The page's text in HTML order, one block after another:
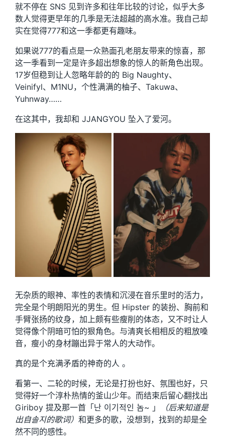
就不停在 SNS 见到许多和往年比较的讨论，似乎大多
数人觉得更早年的几季是无法超越的高水准。我自己却
实在觉得777和这一季都更有趣味。
如果说777的看点是一众熟面孔老朋友带来的惊喜，那
这一季看到一定是许多超出想象的惊人的新角色出现。
17岁但稳到让人忽略年龄的的 Big Naughty、
Veinifyl、M1NU，个性满满的柚子、Takuwa、
Yuhnway……
在这其中，我却和 JJANGYOU 坠入了爱河。
无杂质的眼神、率性的表情和沉浸在音乐里时的活力，
完全是个明朗阳光的男生。但 Hipster 的装扮、胸前和
手臂张扬的纹身，加上颇有些瘦削的体态，又不时让人
觉得像个阴暗可怕的狠角色。与清爽长相相反的粗放嗓
音，瘦小的身材蹦出异于常人的大动作。
真的是个充满矛盾的神奇的人 。
看第一、二轮的时候，无论是打扮也好、氛围也好，只
觉得好一个淳朴热情的釜山少年。而结束后留心翻找出
Giriboy 提及那一首「난 이기적인 놈~ 」
（后来知道是
出自솔지的歌词） 和更多的歌，没想到，找到的却是全
然不同的感性。